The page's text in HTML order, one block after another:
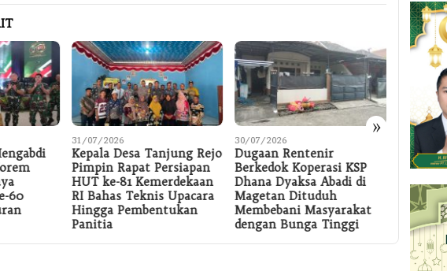
»
60
31/07/2026
Kepala Desa Tanjung Rejo
Pimpin Rapat Persiapan
HUT ke-81 Kemerdekaan
RI Bahas Teknis Upacara
Hingga Pembentukan
Panitia
30/07/2026
Dugaan Rentenir
Berkedok Koperasi KSP
Dhana Dyaksa Abadi di
Magetan Dituduh
Membebani Masyarakat
dengan Bunga Tinggi
30/07/2026
Dua
Kediri